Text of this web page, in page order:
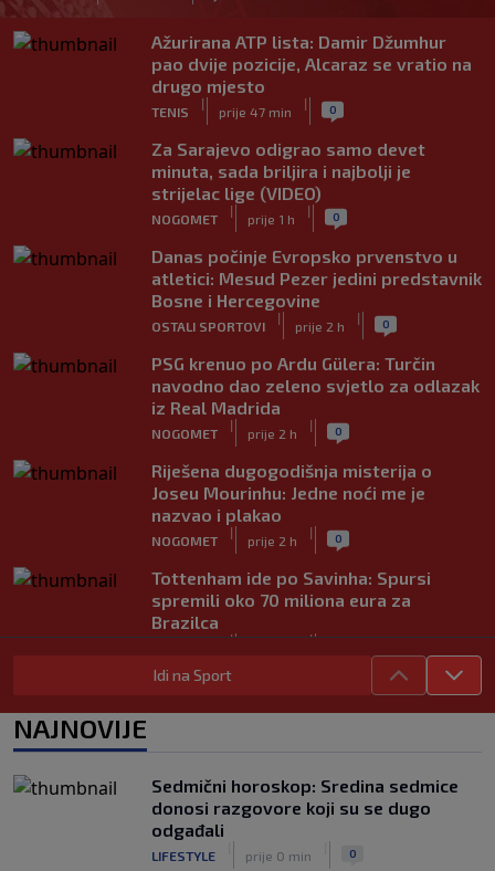
Ažurirana ATP lista: Damir Džumhur
pao dvije pozicije, Alcaraz se vratio na
drugo mjesto
TENIS
|
prije 47 min
| 0
Za Sarajevo odigrao samo devet
minuta, sada briljira i najbolji je
strijelac lige (VIDEO)
NOGOMET
|
prije 1 h
| 0
Danas počinje Evropsko prvenstvo u
atletici: Mesud Pezer jedini predstavnik
Bosne i Hercegovine
OSTALI SPORTOVI
|
prije 2 h
| 0
PSG krenuo po Ardu Gülera: Turčin
navodno dao zeleno svjetlo za odlazak
iz Real Madrida
NOGOMET
|
prije 2 h
| 0
Riješena dugogodišnja misterija o
Joseu Mourinhu: Jedne noći me je
nazvao i plakao
NOGOMET
|
prije 2 h
| 0
Tottenham ide po Savinha: Spursi
spremili oko 70 miliona eura za
Brazilca
| |
Iraola zabrinut nakon novog poraza
Vlahović pred velikom odlukom:
Beşiktaş mu nudi 10 miliona eura po
sezoni
NOGOMET prije 3 h
|
Idi na Sport
NAJNOVIJE
Sedmični horoskop: Sredina sedmice
donosi razgovore koji su se dugo
odgađali
LIFESTYLE prije 0 min 0